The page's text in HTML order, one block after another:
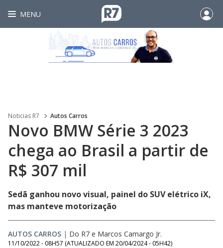
MENU
Noticias R7 Autos Carros
Novo BMW Série 3 2023
chega ao Brasil a partir de
R$ 307 mil
Sedã ganhou novo visual, painel do SUV elétrico iX,
mas manteve motorização
AUTOS CARROS | Do R7 e Marcos Camargo Jr.
11/10/2022 - 08H57 (ATUALIZADO EM 20/04/2024 - 05H42)